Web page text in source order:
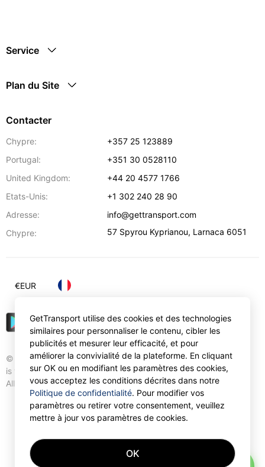
Service
Plan du Site
Contacter
Chypre:
+357 25 123889
Portugal:
+351 30 0528110
United Kingdom:
+44 20 4577 1766
Etats-Unis:
+1 302 240 28 90
Adresse:
info@gettransport.com
Chypre:
57 Spyrou Kyprianou, Larnaca 6051
© Gettransport International Limited. GetTransport®
is trademark of Gettransport International Limited.
All rights reserved.
€EUR
GetTransport utilise des cookies et des technologies
similaires pour personnaliser le contenu, cibler les
publicités et mesurer leur efficacité, et pour
améliorer la convivialité de la plateforme. En cliquant
sur OK ou en modifiant les paramètres des cookies,
vous acceptez les conditions décrites dans notre
Politique de confidentialité. Pour modifier vos
paramètres ou retirer votre consentement, veuillez
mettre à jour vos paramètres de cookies.
OK